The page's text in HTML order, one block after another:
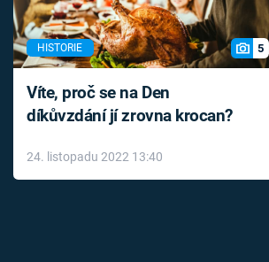
HISTORIE 5
Víte, proč se na Den
díkůvzdání jí zrovna krocan?
24. listopadu 2022 13:40